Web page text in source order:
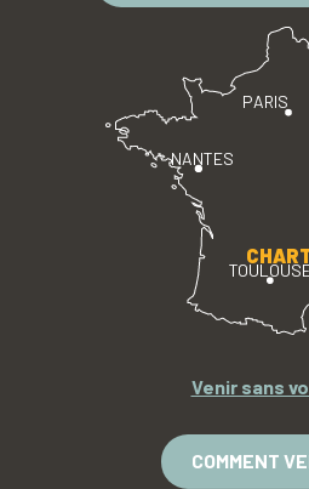
PARIS
NANTES
Venir sans
COMMENT